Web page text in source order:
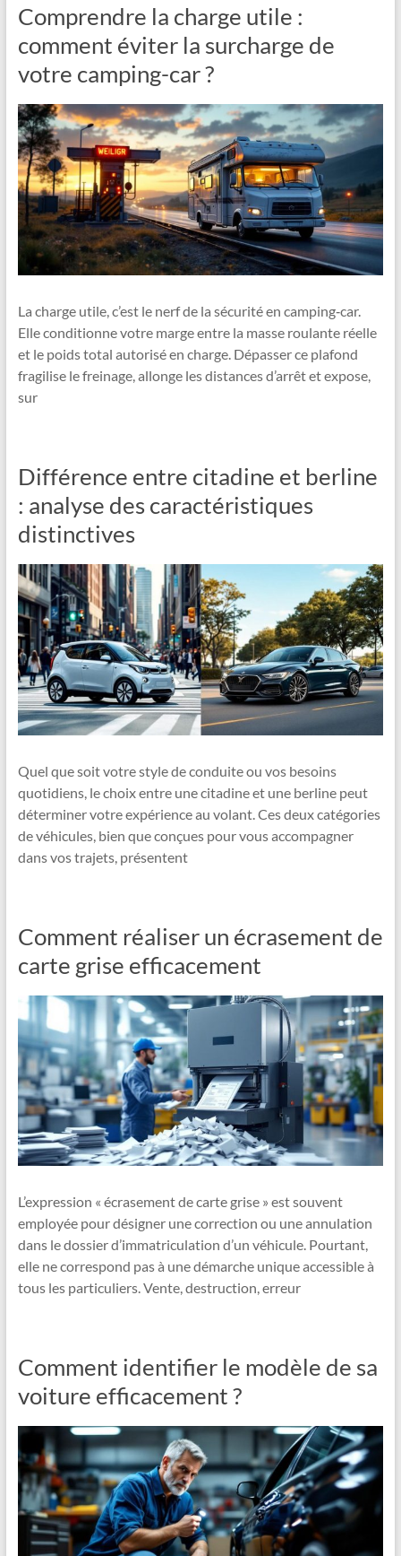
Comprendre la charge utile :
comment éviter la surcharge de
votre camping-car ?
La charge utile, c’est le nerf de la sécurité en camping‑car.
Elle conditionne votre marge entre la masse roulante réelle
et le poids total autorisé en charge. Dépasser ce plafond
fragilise le freinage, allonge les distances d’arrêt et expose,
sur
Différence entre citadine et berline
: analyse des caractéristiques
distinctives
Quel que soit votre style de conduite ou vos besoins
quotidiens, le choix entre une citadine et une berline peut
déterminer votre expérience au volant. Ces deux catégories
de véhicules, bien que conçues pour vous accompagner
dans vos trajets, présentent
Comment réaliser un écrasement de
carte grise efficacement
L’expression « écrasement de carte grise » est souvent
employée pour désigner une correction ou une annulation
dans le dossier d’immatriculation d’un véhicule. Pourtant,
elle ne correspond pas à une démarche unique accessible à
tous les particuliers. Vente, destruction, erreur
Comment identifier le modèle de sa
voiture efficacement ?